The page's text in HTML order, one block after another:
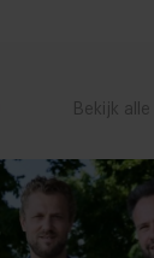
Bekijk